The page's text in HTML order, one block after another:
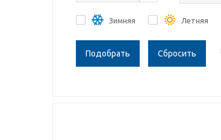
Зимняя Летняя
Сбросить